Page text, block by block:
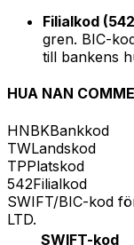
Filialkod
gren. BIC-
till bankens
HUA NAN
HNBKBankkod
TWLandskod
TPPlatskod
542Filialkod
SWIFT/BIC-kod
LTD.
SWIFT-kod